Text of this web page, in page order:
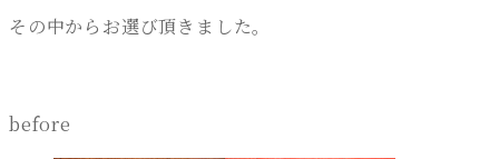
その中からお選び頂きました。
before